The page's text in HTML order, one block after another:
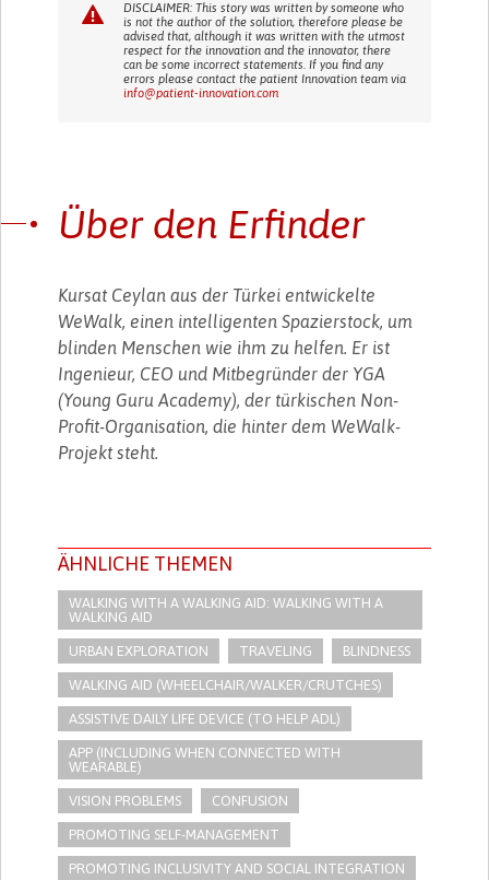
DISCLAIMER: This story was written by someone who
is not the author of the solution, therefore please be
advised that, although it was written with the utmost
respect for the innovation and the innovator, there
can be some incorrect statements. If you find any
errors please contact the patient Innovation team via
info@patient-innovation.com
Über den Erfinder
Kursat Ceylan aus der Türkei entwickelte
WeWalk, einen intelligenten Spazierstock, um
blinden Menschen wie ihm zu helfen. Er ist
Ingenieur, CEO und Mitbegründer der YGA
(Young Guru Academy), der türkischen Non-
Profit-Organisation, die hinter dem WeWalk-
Projekt steht.
ÄHNLICHE THEMEN
WALKING WITH A WALKING AID: WALKING WITH A
WALKING AID
URBAN EXPLORATION TRAVELING BLINDNESS
WALKING AID (WHEELCHAIR/WALKER/CRUTCHES)
ASSISTIVE DAILY LIFE DEVICE (TO HELP ADL)
APP (INCLUDING WHEN CONNECTED WITH
WEARABLE)
VISION PROBLEMS CONFUSION
PROMOTING SELF-MANAGEMENT
PROMOTING INCLUSIVITY AND SOCIAL INTEGRATION